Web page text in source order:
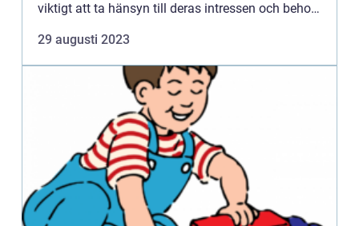
viktigt att ta hänsyn till deras intressen och behov
29 augusti 2023